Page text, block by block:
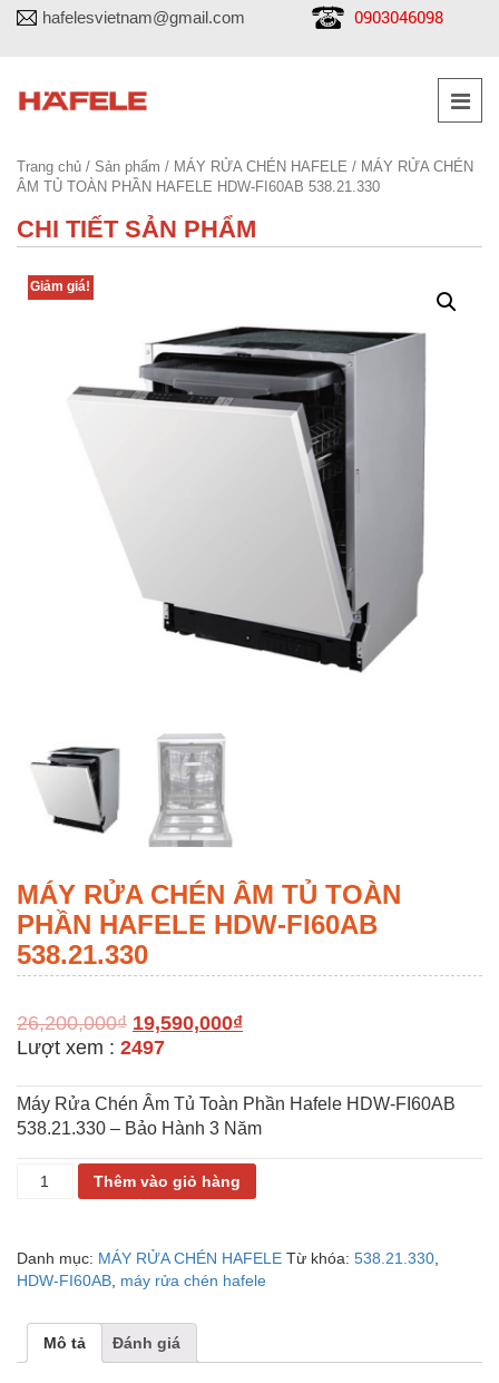
hafelesvietnam@gmail.com 0903046098
Trang chủ / Sản phẩm / MÁY RỬA CHÉN HAFELE / MÁY RỬA CHÉN
ÂM TỦ TOÀN PHẦN HAFELE HDW-FI60AB 538.21.330
CHI TIẾT SẢN PHẨM
Giảm giá!
MÁY RỬA CHÉN ÂM TỦ TOÀN
PHẦN HAFELE HDW-FI60AB
538.21.330
26,200,000₫ 19,590,000₫
Lượt xem : 2497
Máy Rửa Chén Âm Tủ Toàn Phần Hafele HDW-FI60AB
538.21.330 – Bảo Hành 3 Năm
MÁY
TỦ
TOÀN
HAFELE
HDW-
Thêm vào giỏ hàng
Danh mục: MÁY RỬA CHÉN HAFELE Từ khóa: 538.21.330,
HDW-FI60AB, máy rửa chén hafele
Mô tả Đánh giá